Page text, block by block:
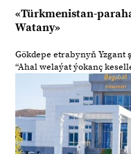
«Türkmenistan-
Watany»
Gökdepe etrabynyň
“Ahal welaýat ýokanç